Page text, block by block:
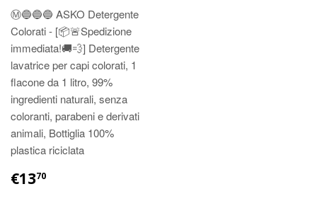
Ⓜ️🔵🔵🔵 ASKO Detergente
Colorati - [📦🚨Spedizione
immediata!🚚💨] Detergente
lavatrice per capi colorati, 1
flacone da 1 litro, 99%
ingredienti naturali, senza
coloranti, parabeni e derivati
animali, Bottiglia 100%
plastica riciclata
€1370